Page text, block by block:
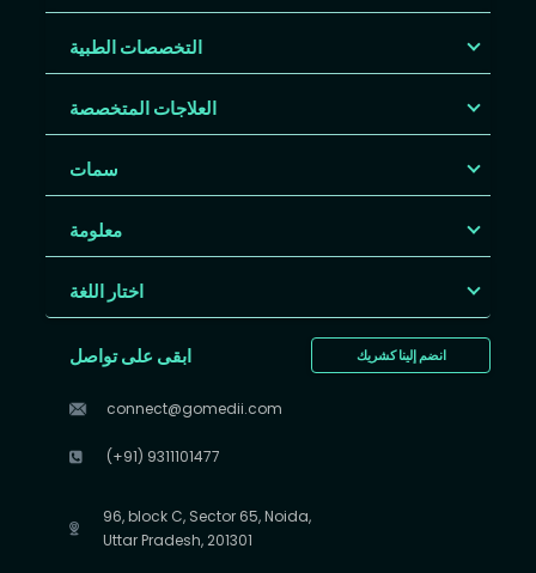
التخصصات الطبية
العلاجات المتخصصة
سمات
معلومة
اختار اللغة
انضم إلينا كشريك ابقى على تواصل
connect@gomedii.com
(+91) 9311101477
96, block C, Sector 65, Noida,
Uttar Pradesh, 201301